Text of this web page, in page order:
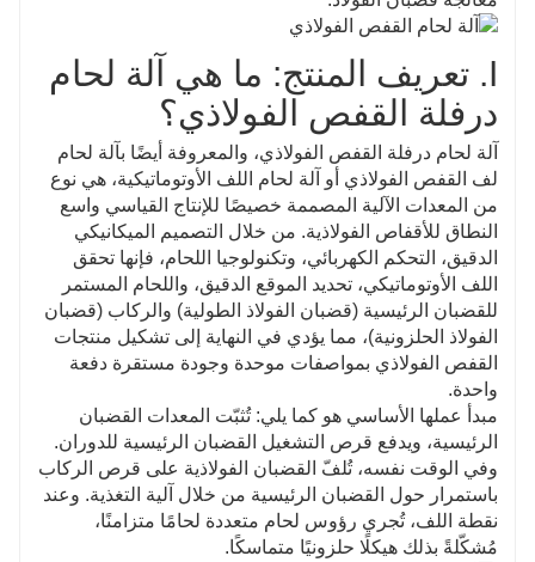
السلامة التشغيلية: لم يعد العمال بحاجة إلى القيام بعمليات
لحام عالية الكثافة وعالية المخاطر في مجموعات كثيفة من
قضبان الفولاذ، مما يقلل بشكل كبير من مخاطر الإصابات
الميكانيكية والصدمات الكهربائية.
الصديقة للبيئة: يتم دمج المعدات عادة مع نظام تنقية أبخرة
اللحام، مما يحسن بيئة العمل ويلبي متطلبات البناء الأخضر
الحديث.
I. تعريف المنتج: ما هي آلة لحام
درفلة القفص الفولاذي؟
آلة لحام درفلة القفص الفولاذي، والمعروفة أيضًا بآلة لحام
لف القفص الفولاذي أو آلة لحام اللف الأوتوماتيكية، هي نوع
من المعدات الآلية المصممة خصيصًا للإنتاج القياسي واسع
النطاق للأقفاص الفولاذية. من خلال التصميم الميكانيكي
الدقيق، التحكم الكهربائي، وتكنولوجيا اللحام، فإنها تحقق
اللف الأوتوماتيكي، تحديد الموقع الدقيق، واللحام المستمر
للقضبان الرئيسية (قضبان الفولاذ الطولية) والركاب (قضبان
الفولاذ الحلزونية)، مما يؤدي في النهاية إلى تشكيل منتجات
القفص الفولاذي بمواصفات موحدة وجودة مستقرة دفعة
واحدة.
مبدأ عملها الأساسي هو كما يلي: تُثبّت المعدات القضبان
الرئيسية، ويدفع قرص التشغيل القضبان الرئيسية للدوران.
وفي الوقت نفسه، تُلفّ القضبان الفولاذية على قرص الركاب
باستمرار حول القضبان الرئيسية من خلال آلية التغذية. وعند
نقطة اللف، تُجري رؤوس لحام متعددة لحامًا متزامنًا،
مُشكّلةً بذلك هيكلًا حلزونيًا متماسكًا.